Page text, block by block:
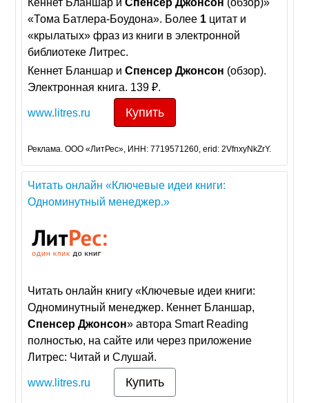
Кеннет Бланшар иСпенсер Джонсон (обзор)»
«Тома Батлера-Боудона». Более 1 цитат и
«крылатых» фраз из книги в электронной
библиотеке Литрес.
Кеннет Бланшар иСпенсер Джонсон (обзор).
Электронная книга. 139 ₽.
www.litres.ru Купить
Реклама. ООО «ЛитРес», ИНН: 7719571260, erid: 2VfnxyNkZrY.
Читать онлайн «Ключевые идеи книги:
Одноминутный менеджер.»
Читать онлайн книгу «Ключевые идеи книги:
Одноминутный менеджер. Кеннет Бланшар,
Спенсер Джонсон» автора Smart Reading
полностью, на сайте или через приложение
Литрес: Читай и Слушай.
www.litres.ru Купить